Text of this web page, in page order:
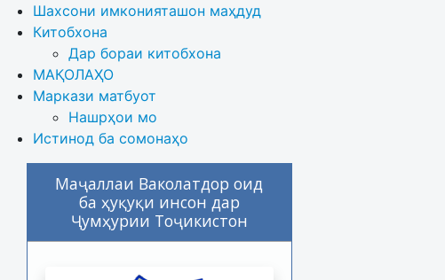
Шахсони имконияташон маҳдуд
Китобхона
Дар бораи китобхона
МАҚОЛАҲО
Маркази матбуот
Нашрҳои мо
Истинод ба сомонаҳо
Маҷаллаи Ваколатдор оид
ба ҳуқуқи инсон дар
Ҷумҳурии Тоҷикистон